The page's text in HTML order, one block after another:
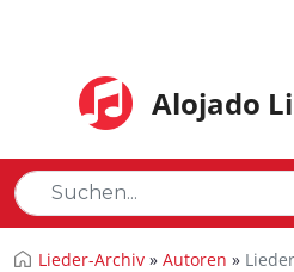
Alojado
Lieder-Archiv » Autoren »